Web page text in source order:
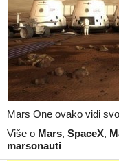
Mars One ovako vidi
Više o Mars, SpaceX,
marsonauti